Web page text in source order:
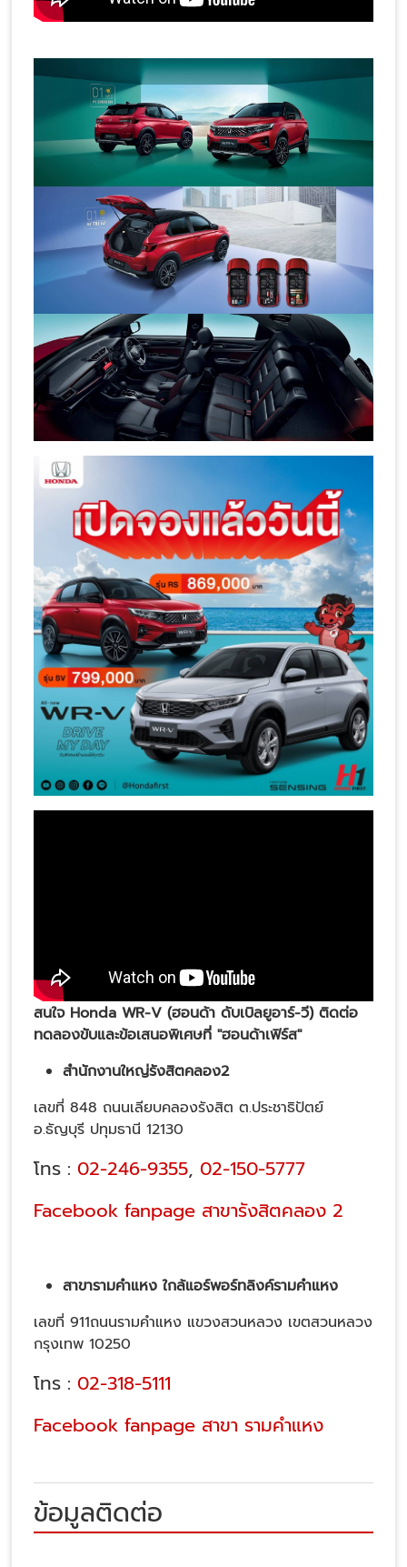
สนใจ Honda WR-V (ฮอนด้า ดับเบิลยูอาร์-วี)ติดต่อ
ทดลองขับและข้อเสนอพิเศษที่ "ฮอนด้าเฟิร์ส"
สำนักงานใหญ่รังสิตคลอง2
เลขที่ 848 ถนนเลียบคลองรังสิต ต.ประชาธิปัตย์
อ.ธัญบุรี ปทุมธานี 12130
โทร : 02-246-9355, 02-150-5777
Facebook fanpage สาขารังสิตคลอง 2
สาขารามคำแหง ใกล้แอร์พอร์ทลิงค์รามคำแหง
เลขที่ 911ถนนรามคำแหง แขวงสวนหลวง เขตสวนหลวง
กรุงเทพ 10250
โทร : 02-318-5111
Facebook fanpage สาขา รามคำแหง
ข้อมูลติดต่อ